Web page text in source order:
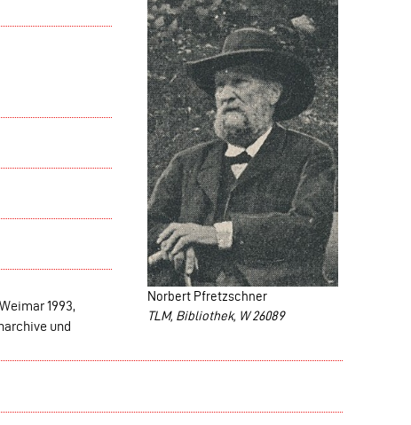
Norbert Pfretzschner
TLM, Bibliothek, W 26089
1993,
und